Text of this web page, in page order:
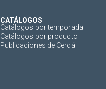
CATÁLOGOS
Catálogos por temporada
Catálogos por producto
Publicaciones de Cerdá